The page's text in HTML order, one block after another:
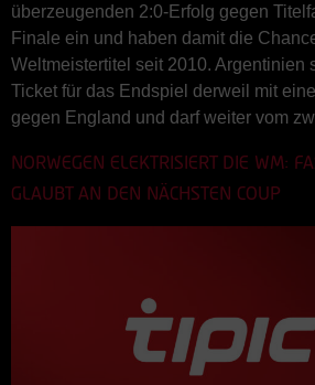
überzeugenden 2:0-Erfolg gegen
Finale ein und haben damit die
Weltmeistertitel seit 2010. Argentinien
Ticket für das Endspiel derweil mit
gegen England und darf weiter vom
NORWEGEN ELEKTRISIERT DIE WM:
GLAUBT AN DEN NÄCHSTEN COUP